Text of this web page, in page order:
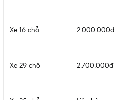
Xe 16 chỗ 2.000.000đ
Xe 29 chỗ 2.700.000đ